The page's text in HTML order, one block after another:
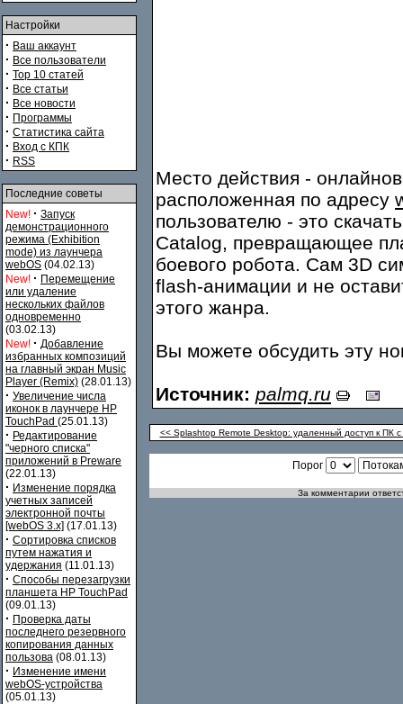
Настройки
· Ваш аккаунт
· Все пользователи
· Top 10 статей
· Все статьи
· Все новости
· Программы
· Статистика сайта
· Вход с КПК
· RSS
Последние советы
New! · Запуск
демонстрационного
режима (Exhibition
mode) из лаунчера
webOS (04.02.13)
New! · Перемещение
или удаление
нескольких файлов
одновременно
(03.02.13)
New! · Добавление
избранных композиций
на главный экран Music
Player (Remix) (28.01.13)
· Увеличение числа
иконок в лаунчере HP
TouchPad (25.01.13)
· Редактирование
"черного списка"
приложений в Preware
(22.01.13)
· Изменение порядка
учетных записей
электронной почты
[webOS 3.x] (17.01.13)
· Сортировка списков
путем нажатия и
удержания (11.01.13)
· Способы перезагрузки
планшета HP TouchPad
(09.01.13)
· Проверка даты
последнего резервного
копирования данных
пользова (08.01.13)
· Изменение имени
webOS-устройства
(05.01.13)
Место действия -
расположенная по адресу
пользователю - это
Catalog, превращающее
боевого робота. Сам 3D
flash-анимации и не
этого жанра.
Вы можете обсудить эту
Источник: palmq.ru
<< Splashtop Remote Desktop: удаленный доступ к ПК
Порог
За комментарии